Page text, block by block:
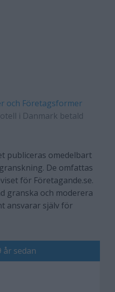
och Företagsformer
i Danmark betald
publiceras omedelbart
De omfattas
för Företagande.se.
granska och moderera
ansvarar själv för
år sedan